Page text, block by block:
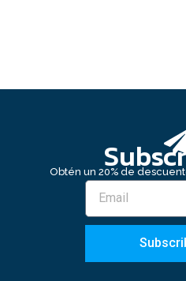
Obtén un 20% de